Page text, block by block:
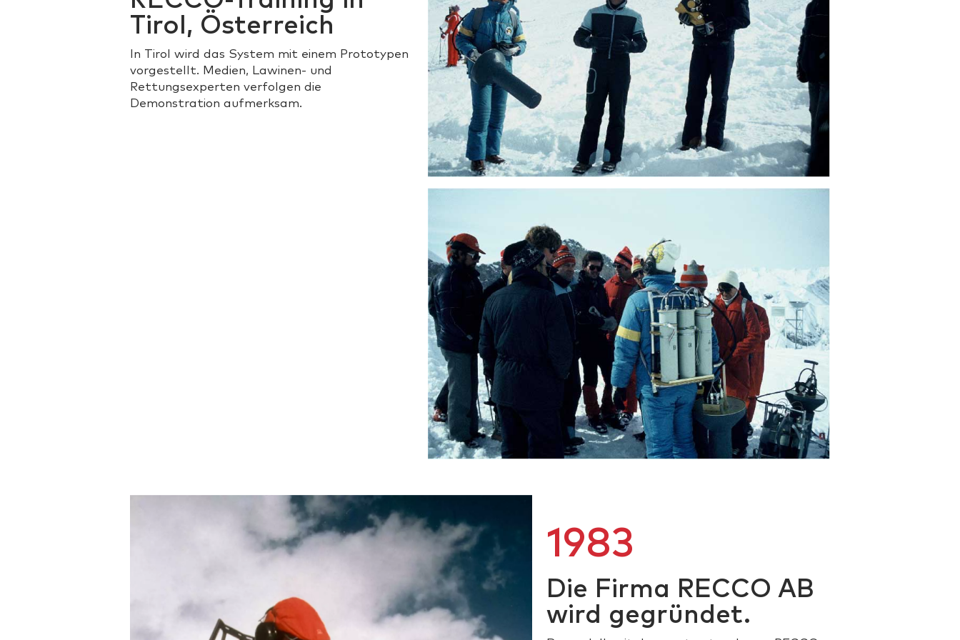
Tirol, Österreich
In Tirol wird das System mit einem Prototypen
vorgestellt. Medien, Lawinen- und
Rettungsexperten verfolgen die
Demonstration aufmerksam.
1983
Die Firma RECCO AB
wird gegründet.